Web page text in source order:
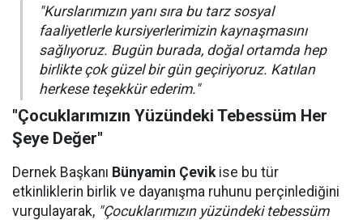
"Kurslarımızın yanı sıra bu tarz sosyal
faaliyetlerle kursiyerlerimizin kaynaşmasını
sağlıyoruz. Bugün burada, doğal ortamda hep
birlikte çok güzel bir gün geçiriyoruz. Katılan
herkese teşekkür ederim."
"Çocuklarımızın Yüzündeki Tebessüm Her
Şeye Değer"
Dernek Başkanı Bünyamin Çevikise bu tür
etkinliklerin birlik ve dayanışma ruhunu perçinlediğini
vurgulayarak, "Çocuklarımızın yüzündeki tebessüm